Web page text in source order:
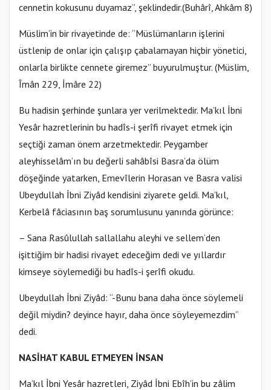
cennetin kokusunu duyamaz”, şeklindedir.(Buhârî, Ahkâm 8)
Müslim’in bir rivayetinde de: “Müslümanların işlerini
üstlenip de onlar için çalışıp çabalamayan hiçbir yönetici,
onlarla birlikte cennete giremez” buyurulmuştur. (Müslim,
Îmân 229, İmâre 22)
Bu hadisin şerhinde şunlara yer verilmektedir. Ma’kıl İbni
Yesâr hazretlerinin bu hadîs-i şerîfi rivayet etmek için
seçtiği zaman önem arzetmektedir. Peygamber
aleyhisselâm’ın bu değerli sahâbîsi Basra’da ölüm
döşeğinde yatarken, Emevîlerin Horasan ve Basra valisi
Ubeydullah İbni Ziyâd kendisini ziyarete geldi. Ma’kıl,
Kerbelâ fâciasının baş sorumlusunu yanında görünce:
– Sana Rasûlullah sallallahu aleyhi ve sellem’den
işittiğim bir hadisi rivayet edeceğim dedi ve yıllardır
kimseye söylemediği bu hadîs-i şerîfi okudu.
Ubeydullah İbni Ziyâd: “-Bunu bana daha önce söylemeli
değil miydin? deyince hayır, daha önce söyleyemezdim”
dedi.
NASİHAT KABUL ETMEYEN İNSAN
Ma’kıl İbni Yesâr hazretleri, Ziyâd İbni Ebîh’in bu zâlim